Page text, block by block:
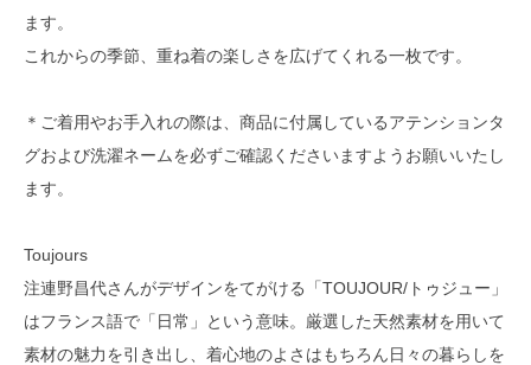
ます。
これからの季節、重ね着の楽しさを広げてくれる一枚です。
＊ご着用やお手入れの際は、商品に付属しているアテンションタ
グおよび洗濯ネームを必ずご確認くださいますようお願いいたし
ます。
Toujours
注連野昌代さんがデザインをてがける「TOUJOUR/トゥジュー」
はフランス語で「日常」という意味。厳選した天然素材を用いて
素材の魅力を引き出し、着心地のよさはもちろん日々の暮らしを